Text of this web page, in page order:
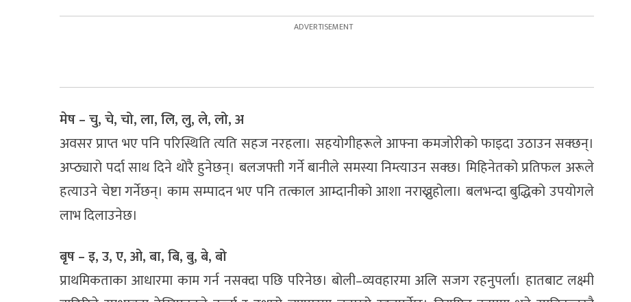
मेष – चु, चे, चो, ला, लि, लु, ले, लो, अ
अवसर प्राप्त भए पनि परिस्थिति त्यति सहज नरहला। सहयोगीहरूले आफ्ना कमजोरीको फाइदा उठाउन सक्छन्।
अप्ठ्यारो पर्दा साथ दिने थोरै हुनेछन्। बलजफ्ती गर्ने बानीले समस्या निम्त्याउन सक्छ। मिहिनेतको प्रतिफल अरूले
हत्याउने चेष्टा गर्नेछन्। काम सम्पादन भए पनि तत्काल आम्दानीको आशा नराख्नुहोला। बलभन्दा बुद्धिको उपयोगले
लाभ दिलाउनेछ।
बृष – इ, उ, ए, ओ, बा, बि, बु, बे, बो
प्राथमिकताका आधारमा काम गर्न नसक्दा पछि परिनेछ। बोली–व्यवहारमा अलि सजग रहनुपर्ला। हातबाट लक्ष्मी